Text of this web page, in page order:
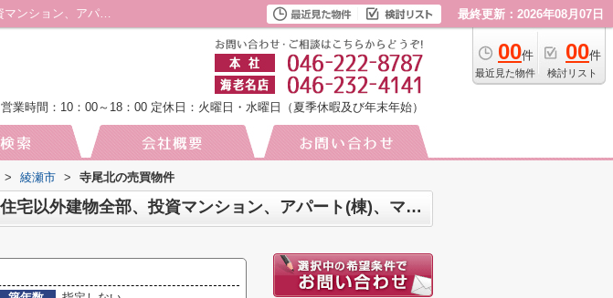
綾瀬市寺尾北のマンション、戸建、土地、店舗、事務所、住宅以外建物全部、投資マンション、アパート(棟)、マンション(棟)、ビル、戸建、店舗事務所、その他、土地一覧｜厚木・海老名の土地｜株式会社厚木地所 海老名店 最終更新：2026年08月07日
00件
最近見た物件
00件
検討リスト
営業時間：10：00～18：00 定休日：火曜日・水曜日（夏季休暇及び年末年始）
> 綾瀬市 > 寺尾北の売買物件
綾瀬市寺尾北 マンション、戸建、土地、店舗、事務所、住宅以外建物全部、投資マンション、アパート(棟)、マンション(棟)、ビル、戸建、店舗事務所、その他、土地一覧